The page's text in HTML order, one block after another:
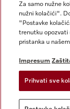
Opći uvjeti
Zaštita podataka
Uvjeti Korištenja
Izjava o
Zakon o digitalnim
Postavke kolačića
Za samo nužne
nužni kolačići".
"Postavke
trenutku opozvati
pristanka u
Impresum
Prihvati sve